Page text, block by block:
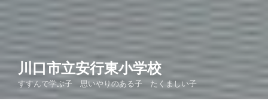
川口市立安行東小学校
すすんで学ぶ子 思いやりのある子 たくましい子